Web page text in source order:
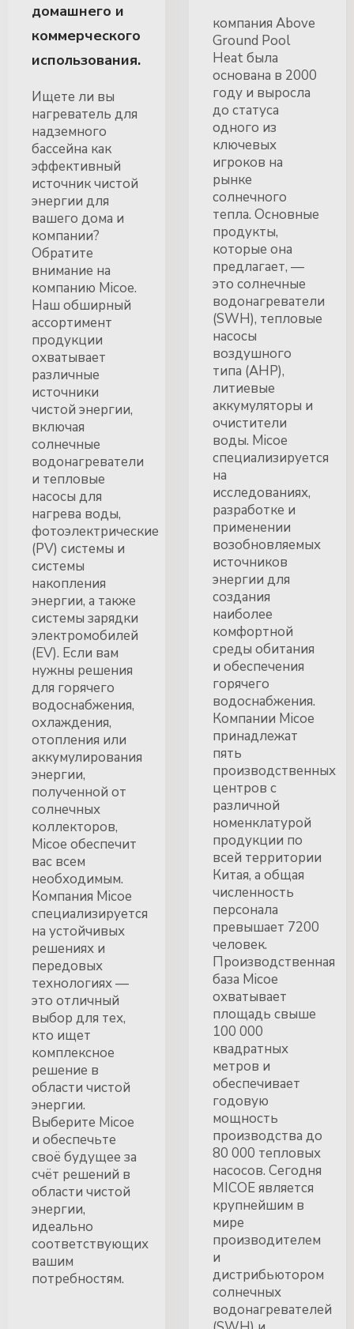
домашнего и
коммерческого
использования.
Ищете ли вы
нагреватель для
надземного
бассейна как
эффективный
источник чистой
энергии для
вашего дома и
компании?
Обратите
внимание на
компанию Micoe.
Наш обширный
ассортимент
продукции
охватывает
различные
источники
чистой энергии,
включая
солнечные
водонагреватели
и тепловые
насосы для
нагрева воды,
фотоэлектрические
(PV) системы и
системы
накопления
энергии, а также
системы зарядки
электромобилей
(EV). Если вам
нужны решения
для горячего
водоснабжения,
охлаждения,
отопления или
аккумулирования
энергии,
полученной от
солнечных
коллекторов,
Micoe обеспечит
вас всем
необходимым.
Компания Micoe
специализируется
на устойчивых
решениях и
передовых
технологиях —
это отличный
выбор для тех,
кто ищет
комплексное
решение в
области чистой
энергии.
Выберите Micoe
и обеспечьте
своё будущее за
счёт решений в
области чистой
энергии,
идеально
соответствующих
вашим
потребностям.
компания Above
Ground Pool
Heat была
основана в 2000
году и выросла
до статуса
одного из
ключевых
игроков на
рынке
солнечного
тепла. Основные
продукты,
которые она
предлагает, —
это солнечные
водонагреватели
(SWH), тепловые
насосы
воздушного
типа (AHP),
литиевые
аккумуляторы и
очистители
воды. Micoe
специализируется
на
исследованиях,
разработке и
применении
возобновляемых
источников
энергии для
создания
наиболее
комфортной
среды обитания
и обеспечения
горячего
водоснабжения.
Компании Micoe
принадлежат
пять
производственных
центров с
различной
номенклатурой
продукции по
всей территории
Китая, а общая
численность
персонала
превышает 7200
человек.
Производственная
база Micoe
охватывает
площадь свыше
100 000
квадратных
метров и
обеспечивает
годовую
мощность
производства до
80 000 тепловых
насосов. Сегодня
MICOE является
крупнейшим в
мире
производителем
и
дистрибьютором
солнечных
водонагревателей